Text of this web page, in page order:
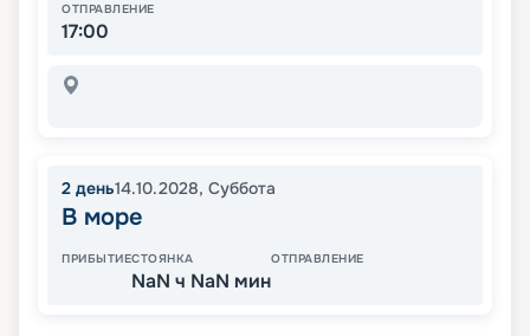
ОТПРАВЛЕНИЕ
17:00
2 день14.10.2028, Суббота
В море
ПРИБЫТИЕСТОЯНКА
NaN ч NaN мин
ОТПРАВЛЕНИЕ